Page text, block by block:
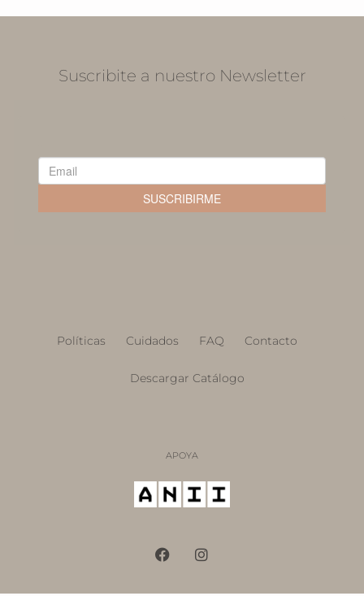
Suscribite a nuestro Newsletter
Políticas Cuidados FAQ Contacto
Descargar Catálogo
APOYA